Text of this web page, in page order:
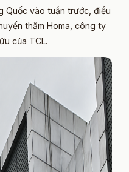
Quốc vào tuần trước, điều
thăm Homa, công ty
của TCL.